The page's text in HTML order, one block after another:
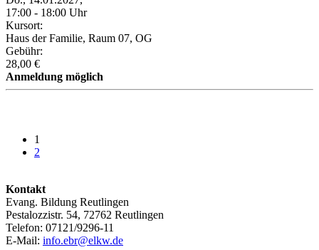
17:00 - 18:00 Uhr
Kursort:
Haus der Familie, Raum 07, OG
Gebühr:
28,00 €
Anmeldung möglich
1
2
Kontakt
Evang. Bildung Reutlingen
Pestalozzistr. 54, 72762 Reutlingen
Telefon: 07121/9296-11
E-Mail: info.ebr@elkw.de